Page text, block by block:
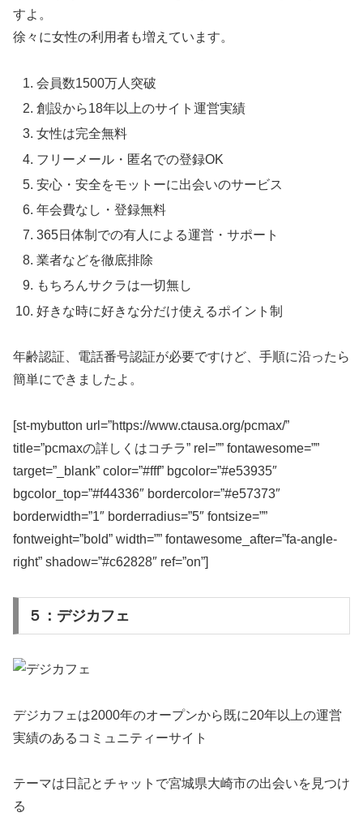
すよ。
徐々に女性の利用者も増えています。
会員数1500万人突破
創設から18年以上のサイト運営実績
女性は完全無料
フリーメール・匿名での登録OK
安心・安全をモットーに出会いのサービス
年会費なし・登録無料
365日体制での有人による運営・サポート
業者などを徹底排除
もちろんサクラは一切無し
好きな時に好きな分だけ使えるポイント制
年齢認証、電話番号認証が必要ですけど、手順に沿ったら
簡単にできましたよ。
[st-mybutton url=”https://www.ctausa.org/pcmax/”
title=”pcmaxの詳しくはコチラ” rel=”” fontawesome=””
target=”_blank” color=”#fff” bgcolor=”#e53935″
bgcolor_top=”#f44336″ bordercolor=”#e57373″
borderwidth=”1″ borderradius=”5″ fontsize=””
fontweight=”bold” width=”” fontawesome_after=”fa-angle-
right” shadow=”#c62828″ ref=”on”]
５：デジカフェ
デジカフェは2000年のオープンから既に20年以上の運営
実績のあるコミュニティーサイト
テーマは日記とチャットで宮城県大崎市の出会いを見つけ
る